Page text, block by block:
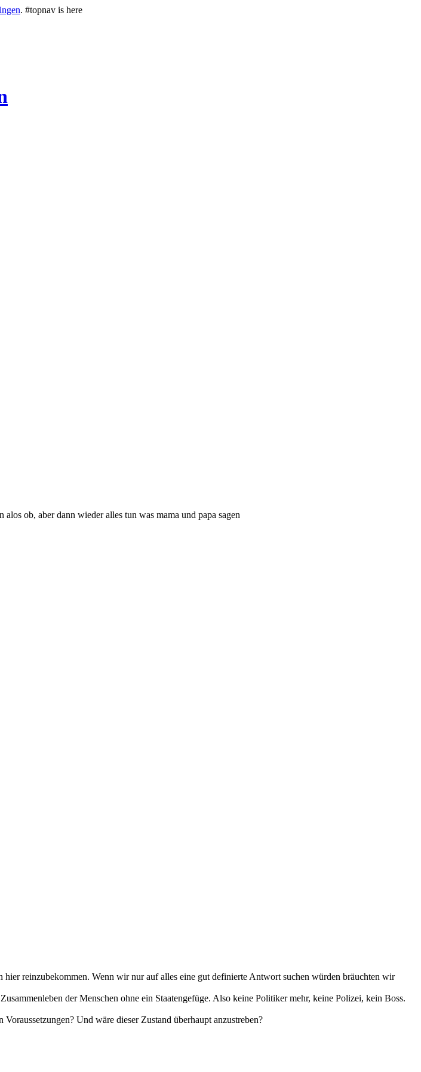
. #topnav is here
ob, aber dann wieder alles tun was mama und papa sagen
reinzubekommen. Wenn wir nur auf alles eine gut definierte Antwort suchen würden bräuchten wir
der Menschen ohne ein Staatengefüge. Also keine Politiker mehr, keine Polizei, kein Boss.
Und wäre dieser Zustand überhaupt anzustreben?